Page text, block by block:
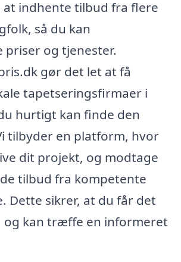
at indhente tilbud fra flere
så du kan
priser og tjenester.
gør det let at få
tapetseringsfirmaer i
hurtigt kan finde den
tilbyder en platform, hvor
dit projekt, og modtage
tilbud fra kompetente
Dette sikrer, at du får det
og kan træffe en informeret